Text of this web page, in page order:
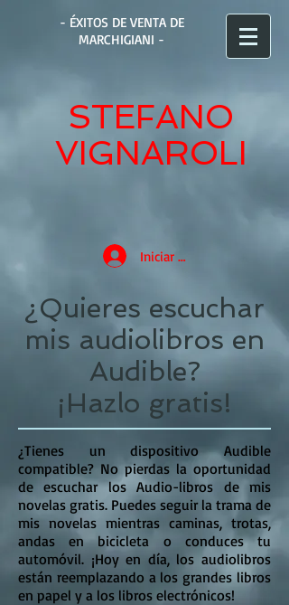
- ÉXITOS DE VENTA DE
MARCHIGIANI -
STEFANO
VIGNAROLI
Iniciar sesión
¿Quieres escuchar
mis audiolibros en
Audible?
¡Hazlo gratis!
¿Tienes un dispositivo Audible
compatible? No pierdas la oportunidad
de escuchar los Audio-libros de mis
novelas gratis. Puedes seguir la trama de
mis novelas mientras caminas, trotas,
andas en bicicleta o conduces tu
automóvil. ¡Hoy en día, los audiolibros
están reemplazando a los grandes libros
en papel y a los libros electrónicos!